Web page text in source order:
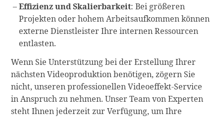
Effizienz und Skalierbarkeit: Bei größeren
Projekten oder hohem Arbeitsaufkommen können
externe Dienstleister Ihre internen Ressourcen
entlasten.
Wenn Sie Unterstützung bei der Erstellung Ihrer
nächsten Videoproduktion benötigen, zögern Sie
nicht, unseren professionellen Videoeffekt-Service
in Anspruch zu nehmen. Unser Team von Experten
steht Ihnen jederzeit zur Verfügung, um Ihre